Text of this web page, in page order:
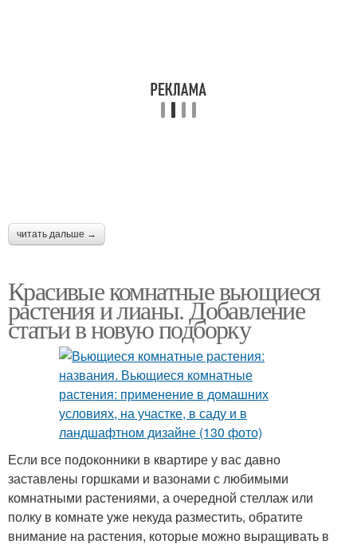
читать дальше →
Красивые комнатные вьющиеся
растения и лианы. Добавление
статьи в новую подборку
Если все подоконники в квартире у вас давно
заставлены горшками и вазонами с любимыми
комнатными растениями, а очередной стеллаж или
полку в комнате уже некуда разместить, обратите
внимание на растения, которые можно выращивать в